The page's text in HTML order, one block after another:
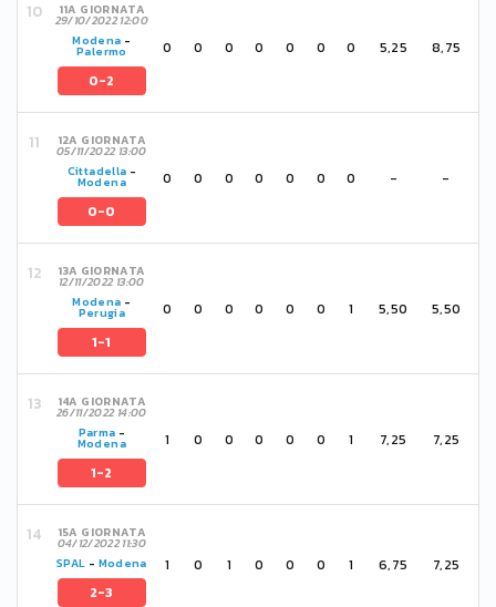
11A GIORNATA
29/10/2022 12:00
Modena -
Palermo
0-2
0 0 0 0 0 0 0 5,25 8,75
12A GIORNATA
05/11/2022 13:00
Cittadella -
Modena
0-0
0 0 0 0 0 0 0 - -
13A GIORNATA
12/11/2022 13:00
Modena -
Perugia
1-1
0 0 0 0 0 0 1 5,50 5,50
14A GIORNATA
26/11/2022 14:00
Parma -
Modena
1-2
1 0 0 0 0 0 1 7,25 7,25
15A GIORNATA
04/12/2022 11:30
SPAL - Modena
2-3
1 0 1 0 0 0 1 6,75 7,25